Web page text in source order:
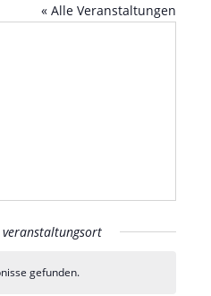
« Alle Veranstaltungen
gefunden.